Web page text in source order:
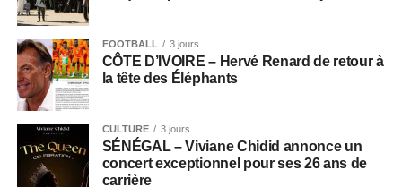
FOOTBALL 3 jours .
CÔTE D’IVOIRE – Hervé Renard de retour à
la tête des Éléphants
CULTURE 3 jours .
SÉNÉGAL – Viviane Chidid annonce un
concert exceptionnel pour ses 26 ans de
carrière